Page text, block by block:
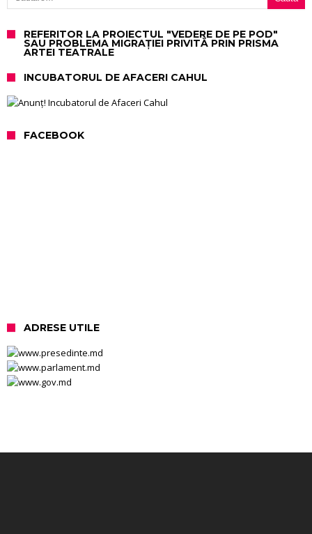
REFERITOR LA PROIECTUL "VEDERE DE PE POD"
SAU PROBLEMA MIGRAȚIEI PRIVITĂ PRIN PRISMA
ARTEI TEATRALE
INCUBATORUL DE AFACERI CAHUL
FACEBOOK
ADRESE UTILE